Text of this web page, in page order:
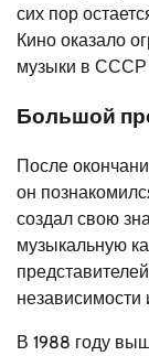
сих пор
Кино оказало
музыки в СССР
Большой
После
он
создал свою
музыкальную
независимости
В 1988 году